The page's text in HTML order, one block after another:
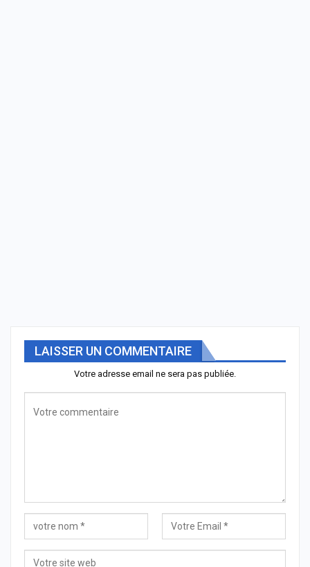
LAISSER UN COMMENTAIRE
Votre adresse email ne sera pas publiée.